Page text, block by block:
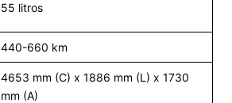
55 litros
440-660 km
4653 mm (C) x 1886 mm (L) x 1730
mm (A)